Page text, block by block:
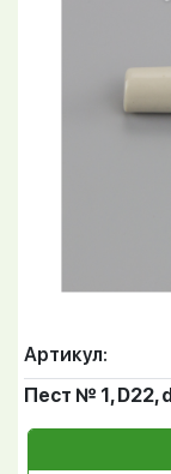
Артикул:
Пест № 1, D22,